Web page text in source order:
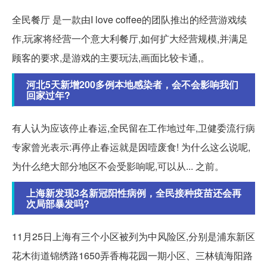
全民餐厅 是一款由I love coffee的团队推出的经营游戏续
作,玩家将经营一个意大利餐厅,如何扩大经营规模,并满足
顾客的要求,是游戏的主要玩法,画面比较卡通,。
河北5天新增200多例本地感染者，会不会影响我们
回家过年?
有人认为应该停止春运,全民留在工作地过年,卫健委流行病
专家曾光表示:再停止春运就是因噎废食! 为什么这么说呢,
为什么绝大部分地区不会受影响呢,可以从... 之前。
上海新发现3名新冠阳性病例，全民接种疫苗还会再
次局部暴发吗?
11月25日上海有三个小区被列为中风险区,分别是浦东新区
花木街道锦绣路1650弄香梅花园一期小区、三林镇海阳路